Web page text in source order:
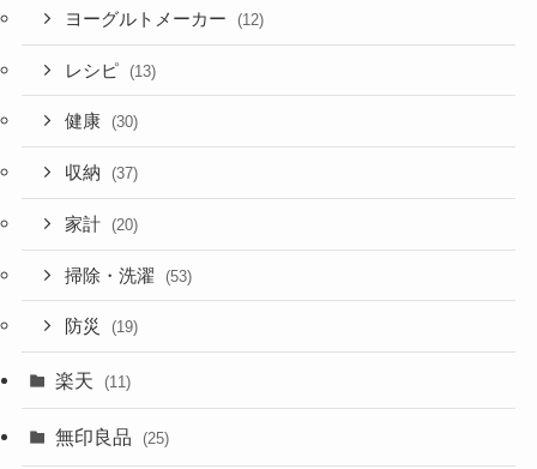
ヨーグルトメーカー (12)
レシピ (13)
健康 (30)
収納 (37)
家計 (20)
掃除・洗濯 (53)
防災 (19)
楽天 (11)
無印良品 (25)